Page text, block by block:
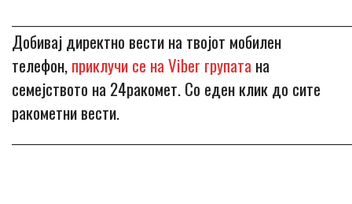
Добивај директно вести на твојот мобилен
телефон,приклучи се на Viber групата на
семејството на 24ракомет. Со еден клик до сите
ракометни вести.